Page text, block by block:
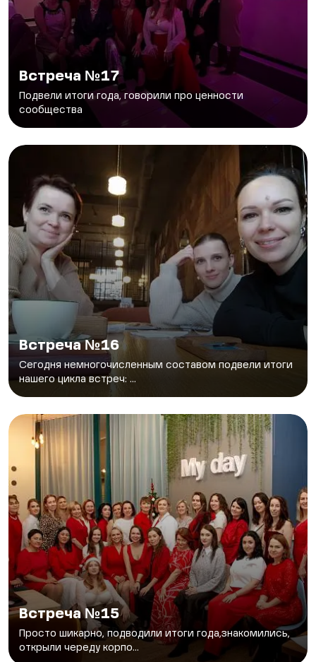
Встреча №17
Подвели итоги года, говорили про ценности
сообщества
Встреча №16
Сегодня немногочисленным составом подвели итоги
нашего цикла встреч: ...
Встреча №15
Просто шикарно, подводили итоги года,знакомились,
открыли череду корпо...